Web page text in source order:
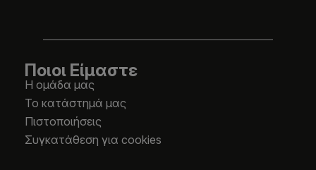
Ποιοι Είμαστε
Η ομάδα μας
Το κατάστημά μας
Πιστοποιήσεις
Συγκατάθεση για cookies